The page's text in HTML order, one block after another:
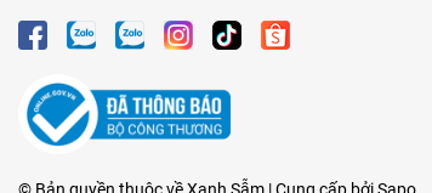
© Bản quyền thuộc về Xanh Sẫm | Cung cấp bởiSapo